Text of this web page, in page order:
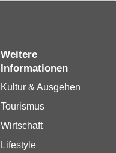
Weitere
Informationen
Kultur & Ausgehen
Tourismus
Wirtschaft
Lifestyle